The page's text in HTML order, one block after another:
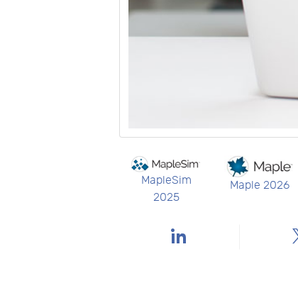
MapleSim
2025
Maple 2026